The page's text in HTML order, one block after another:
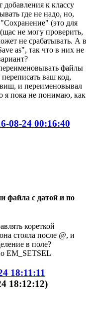
добавления к классу
где не надо, но,
(это для
не могу проверить,
не срабатывать. А в
as", так что в них не
файлы
ваш код,
и переименовывал
я пока не понимаю, как
08-24 00:16:40
файла с датой и по
кореткой
стояла после @, и
в поле?
EM_SETSEL
18:11:11
18:12:12)